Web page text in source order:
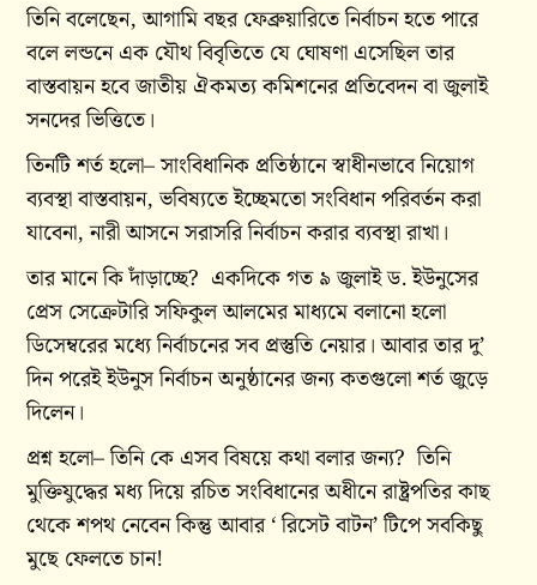
তিনি বলেছেন, আগামি বছর ফেব্রুয়ারিতে নির্বাচন হতে পারে
বলে লন্ডনে এক যৌথ বিবৃতিতে যে ঘোষণা এসেছিল তার
বাস্তবায়ন হবে জাতীয় ঐকমত্য কমিশনের প্রতিবেদন বা জুলাই
সনদের ভিত্তিতে।
তিনটি শর্ত হলো– সাংবিধানিক প্রতিষ্ঠানে স্বাধীনভাবে নিয়োগ
ব্যবস্থা বাস্তবায়ন, ভবিষ্যতে ইচ্ছেমতো সংবিধান পরিবর্তন করা
যাবেনা, নারী আসনে সরাসরি নির্বাচন করার ব্যবস্থা রাখা।
তার মানে কি দাঁড়াচ্ছে? একদিকে গত ৯ জুলাই ড. ইউনুসের
প্রেস সেক্রেটারি সফিকুল আলমের মাধ্যমে বলানো হলো
ডিসেম্বরের মধ্যে নির্বাচনের সব প্রস্তুতি নেয়ার। আবার তার দু’
দিন পরেই ইউনুস নির্বাচন অনুষ্ঠানের জন্য কতগুলো শর্ত জুড়ে
দিলেন।
প্রশ্ন হলো– তিনি কে এসব বিষয়ে কথা বলার জন্য? তিনি
মুক্তিযুদ্ধের মধ্য দিয়ে রচিত সংবিধানের অধীনে রাষ্ট্রপতির কাছ
থেকে শপথ নেবেন কিন্তু আবার ‘ রিসেট বাটন’ টিপে সবকিছু
মুছে ফেলতে চান!